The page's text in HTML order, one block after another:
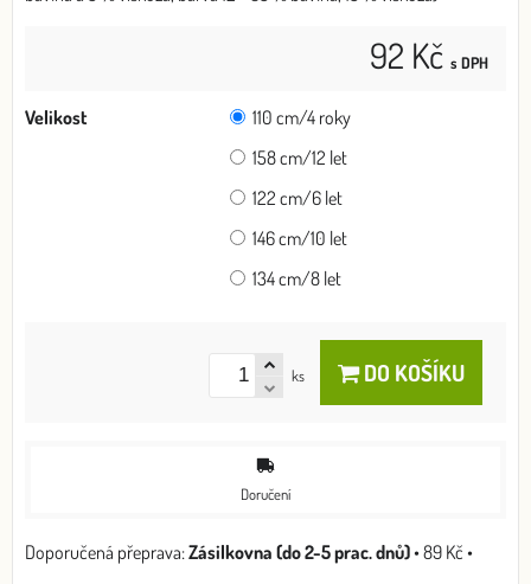
92 Kč s DPH
Velikost
110 cm/4 roky
158 cm/12 let
122 cm/6 let
146 cm/10 let
134 cm/8 let
ks DO KOŠÍKU
Doručení
Zásilkovna (do 2-5 prac. dnů)•89 Kč •